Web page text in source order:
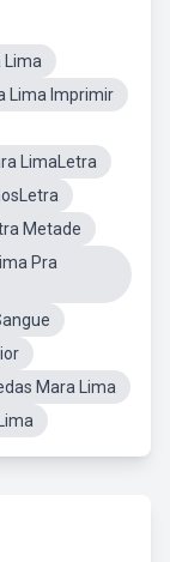
Lima
Lima Imprimir
LimaLetra
Metade
Pra
Mara Lima